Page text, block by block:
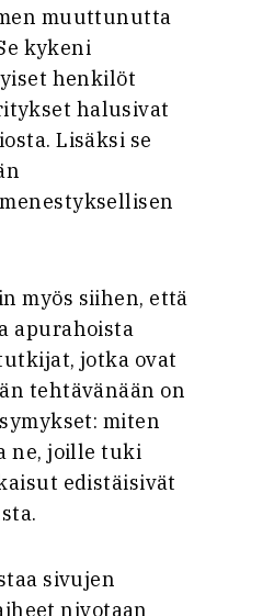
muuttunutta
kykeni
henkilöt
halusivat
Lisäksi se
myös siihen, että
apurahoista
jotka ovat
tehtävänään on
miten
ne, joille tuki
edistäisivät
sivujen
nivotaan